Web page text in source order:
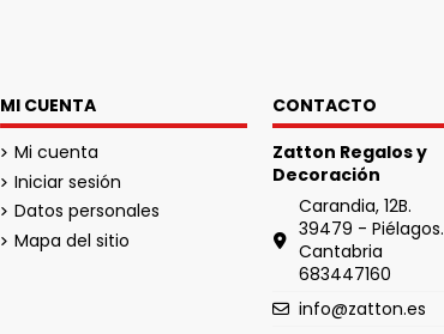
MI CUENTA
Mi cuenta
Iniciar sesión
Datos personales
Mapa del sitio
CONTACTO
Zatton Regalos y
Decoración
Carandia, 12B.
39479 - Piélagos.
Cantabria
683447160
info@zatton.es